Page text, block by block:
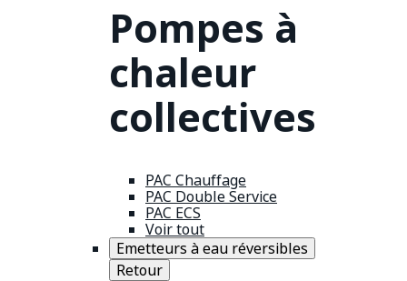
Pompes à
chaleur
collectives
PAC Chauffage
PAC Double Service
PAC ECS
Voir tout
Emetteurs à eau réversibles
Retour